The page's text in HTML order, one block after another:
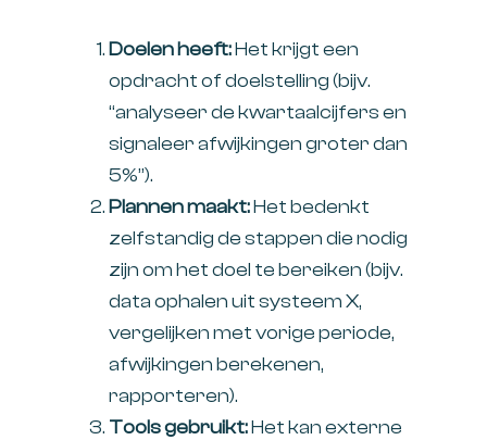
Doelen heeft:Het krijgt een
opdracht of doelstelling (bijv.
“analyseer de kwartaalcijfers en
signaleer afwijkingen groter dan
5%”).
Plannen maakt:Het bedenkt
zelfstandig de stappen die nodig
zijn om het doel te bereiken (bijv.
data ophalen uit systeem X,
vergelijken met vorige periode,
afwijkingen berekenen,
rapporteren).
Tools gebruikt:Het kan externe